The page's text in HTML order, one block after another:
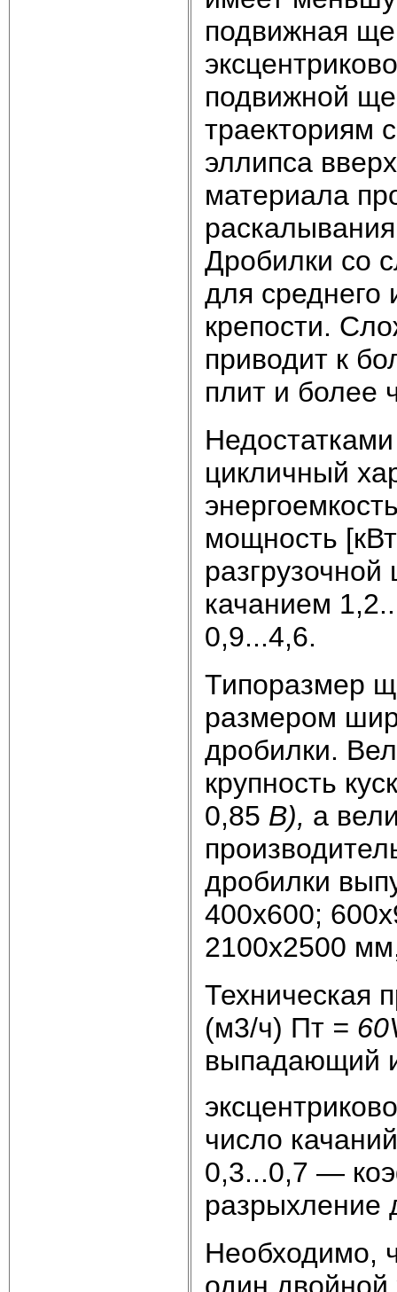
подвижная
подвижной
траекториям
эллипса
материала
Дробилки со
для среднего
крепости.
приводит к
плит и более
цикличный
мощность
качанием
0,9...4,6.
Типоразмер
размером
дробилки.
крупность
0,85 В), а
дробилки
400х600;
2100х2500
Техническая
(м3/ч) Пт = 60
выпадающий
число
0,3...0,7 —
разрыхление
Необходимо,